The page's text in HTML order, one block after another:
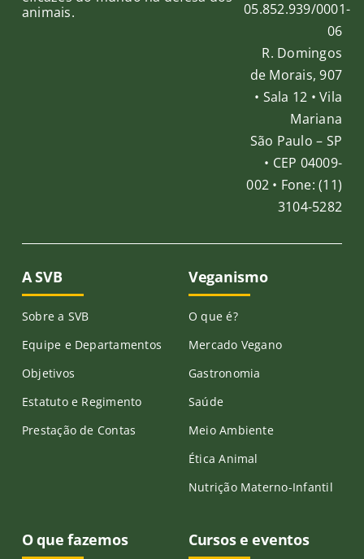
animais.
05.852.939/0001-
06
R. Domingos
de Morais, 907
• Sala 12 • Vila
Mariana
São Paulo – SP
• CEP 04009-
002 • Fone: (11)
3104-5282
A SVB
Sobre a SVB
Equipe e Departamentos
Objetivos
Estatuto e Regimento
Prestação de Contas
Veganismo
O que é?
Mercado Vegano
Gastronomia
Saúde
Meio Ambiente
Ética Animal
Nutrição Materno-Infantil
O que fazemos Cursos e eventos